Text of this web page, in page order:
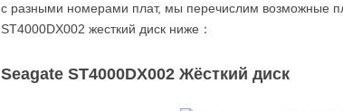
с разными номерами плат, мы перечислим возможные
ST4000DX002 жесткий диск ниже：
Seagate ST4000DX002 Жёсткий диск